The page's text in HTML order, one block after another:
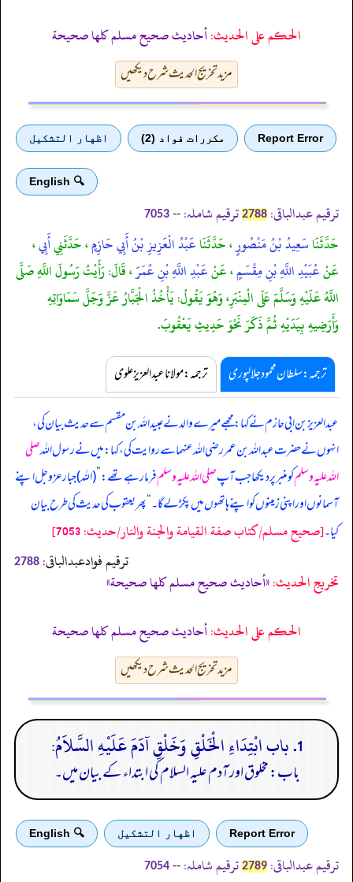
الحكم على الحديث:أحاديث صحيح مسلم كلها صحيحة
مزید تخریج الحدیث شرح دیکھیں
Report Error مكررات فواد (2) اظهار التشكيل
🔍 English
ترقیم عبدالباقی: 2788 ترقیم شاملہ: --
7053
حَدَّثَنَاسَعِيدُ بْنُ مَنْصُورٍ، حَدَّثَنَاعَبْدُ الْعَزِيزِ بْنُ أَبِي حَازِمٍ، حَدَّثَنِيأَبِي،
عَنْعُبَيْدِ اللَّهِ بْنِ مِقْسَمٍ، عَنْعَبْدِ اللَّهِ بْنِ عُمَرَ، قَالَ: رَأَيْتُ رَسُولَ اللَّهِ صَلَّى
اللَّهُ عَلَيْهِ وَسَلَّمَ عَلَى الْمِنْبَرِ، وَهُوَ يَقُولُ: يَأْخُذُ الْجَبَّارُ عَزَّ وَجَلَّ سَمَاوَاتِهِ
وَأَرَضِيهِ بِيَدَيْهِ ثُمَّ ذَكَرَ نَحْوَ حَدِيثِ يَعْقُوبَ.
ترجمہ:سلطان محمود جلالپوری ترجمہ:مولانا عبدالعزیز علوی
عبدالعزیز بن ابی حازم نے کہا: مجھے میرے والد نے عبیداللہ بن مقسم سے حدیث بیان کی،
انہوں نے حضرت عبداللہ بن عمر رضی اللہ عنہما سے روایت کی، کہا: میں نے رسول اللہصلی
اللہ علیہ وسلمکو منبر پر دیکھا جب آپصلی اللہ علیہ وسلمفرما رہے تھے:”(اللہ) جبار عزوجل اپنے
آسمانوں اور اپنی زمینوں کو اپنے ہاتھوں میں پکڑ لے گا۔“پھر یعقوب کی حدیث کی طرح بیان
کیا۔[صحيح مسلم/كتاب صفة القيامة والجنة والنار/حدیث: 7053]
ترقیم فوادعبدالباقی: 2788
تخریج الحدیث:«أحاديث صحيح مسلم كلها صحيحة»
الحكم على الحديث:أحاديث صحيح مسلم كلها صحيحة
مزید تخریج الحدیث شرح دیکھیں
1. باب ابْتِدَاءِ الْخَلْقِ وَخَلْقِ آدَمَ عَلَيْهِ السَّلاَمُ:
باب: مخلوق اور آدم علیہ السلام کی ابتداء کے بیان میں۔
Report Error اظهار التشكيل 🔍 English
ترقیم عبدالباقی: 2789 ترقیم شاملہ: --
7054